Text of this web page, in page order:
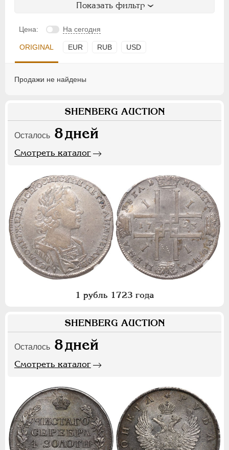
Показать фильтр
Цена: На сегодня
ORIGINAL EUR RUB USD
Продажи не найдены
SHENBERG AUCTION
Осталось 8дней
Смотреть каталог
1 рубль 1723 года
SHENBERG AUCTION
Осталось 8дней
Смотреть каталог